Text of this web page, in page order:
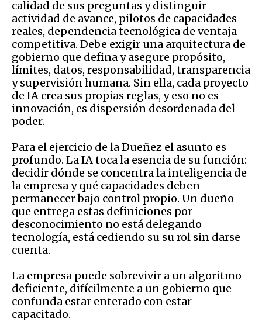
calidad de sus preguntas y distinguir
actividad de avance, pilotos de capacidades
reales, dependencia tecnológica de ventaja
competitiva. Debe exigir una arquitectura de
gobierno que defina y asegure propósito,
límites, datos, responsabilidad, transparencia
y supervisión humana. Sin ella, cada proyecto
de IA crea sus propias reglas, y eso no es
innovación, es dispersión desordenada del
poder.
Para el ejercicio de la Dueñez el asunto es
profundo. La IA toca la esencia de su función:
decidir dónde se concentra la inteligencia de
la empresa y qué capacidades deben
permanecer bajo control propio. Un dueño
que entrega estas definiciones por
desconocimiento no está delegando
tecnología, está cediendo su su rol sin darse
cuenta.
La empresa puede sobrevivir a un algoritmo
deficiente, difícilmente a un gobierno que
confunda estar enterado con estar
capacitado.